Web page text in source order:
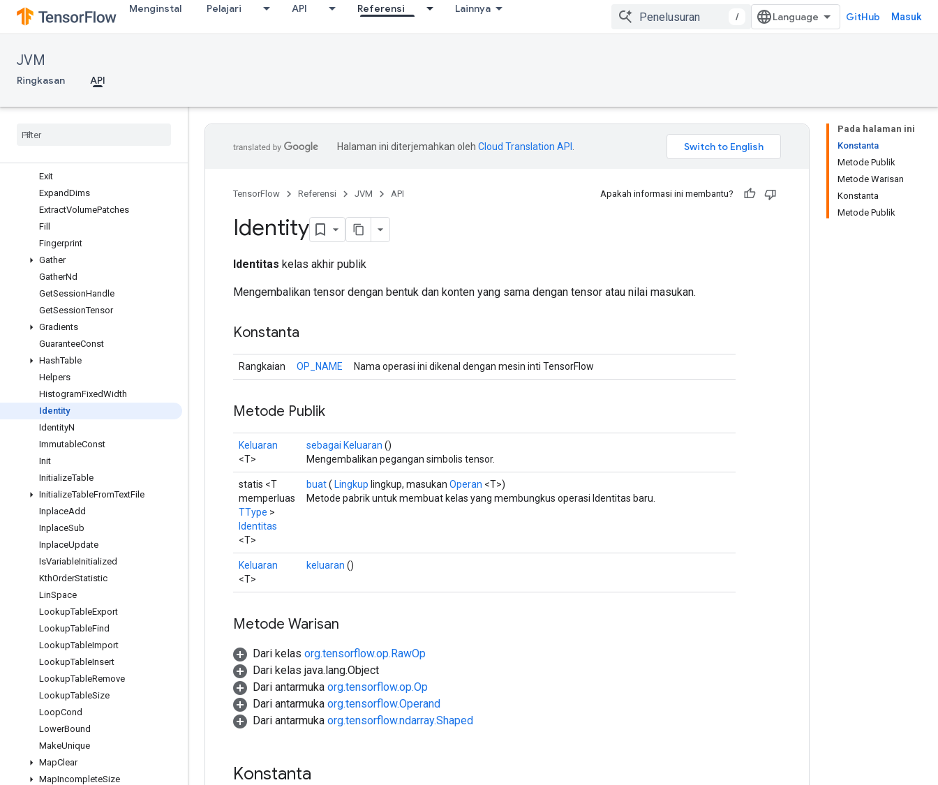
Menginstal Pelajari API Referensi Lainnya
/ GitHub Masuk
JVM
Ringkasan API
DummyMemoryCache
DynamicPartition
EditDistance
EmptyTensorMap
Exit
ExpandDims
ExtractVolumePatches
Fill
Fingerprint
Gather
GatherNd
GetSessionHandle
GetSessionTensor
Gradients
GuaranteeConst
HashTable
Helpers
HistogramFixedWidth
Identity
IdentityN
ImmutableConst
Init
InitializeTable
InitializeTableFromTextFile
InplaceAdd
InplaceSub
InplaceUpdate
IsVariableInitialized
KthOrderStatistic
LinSpace
LookupTableExport
LookupTableFind
LookupTableImport
LookupTableInsert
LookupTableRemove
LookupTableSize
LoopCond
LowerBound
MakeUnique
MapClear
MapIncompleteSize
Pada halaman ini
Konstanta
Metode Publik
Metode Warisan
Konstanta
Metode Publik
Halaman ini diterjemahkan oleh Cloud Translation API
TensorFlow Referensi JVM API Apakah informasi ini membantu?
Identity
Identitas kelas akhir publik
Mengembalikan tensor dengan bentuk dan konten yang sama dengan tensor atau nilai masukan.
Konstanta
Rangkaian OP_NAME Nama operasi ini dikenal dengan mesin inti TensorFlow
Metode Publik
Keluaran
<T>
sebagai Keluaran ()
Mengembalikan pegangan simbolis tensor.
statis <T
memperluas
TType >
Identitas
<T>
buat( Lingkup lingkup, masukan Operan <T>)
Metode pabrik untuk membuat kelas yang membungkus operasi Identitas baru.
Keluaran
<T>
keluaran ()
Metode Warisan
Dari kelas org.tensorflow.op.RawOp
Dari kelas java.lang.Object
Dari antarmuka org.tensorflow.op.Op
Dari antarmuka org.tensorflow.Operand
Dari antarmuka org.tensorflow.ndarray.Shaped
Konstanta